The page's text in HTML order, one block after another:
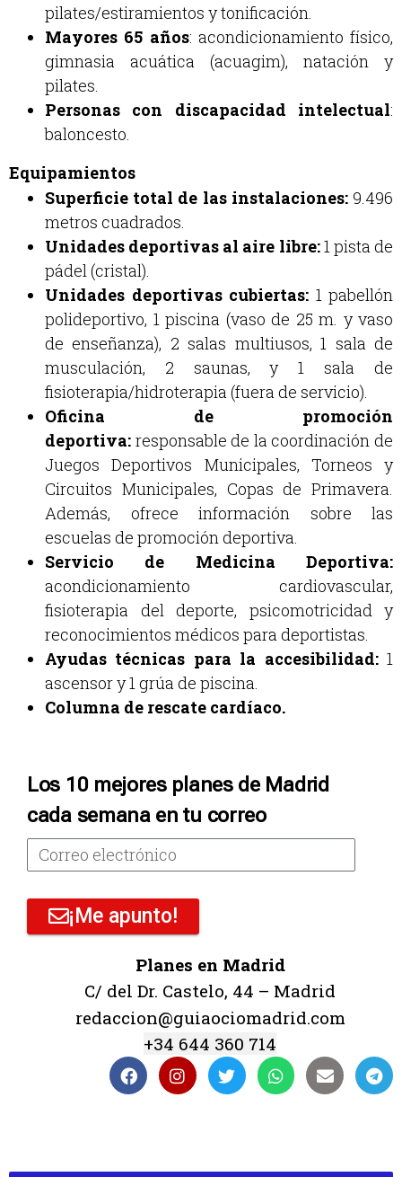
pilates/estiramientos y tonificación.
Mayores 65 años: acondicionamiento físico,
gimnasia acuática (acuagim), natación y
pilates.
Personas con discapacidad intelectual:
baloncesto.
Equipamientos
Superficie total de las instalaciones: 9.496
metros cuadrados.
Unidades deportivas al aire libre:1 pista de
pádel (cristal).
Unidades deportivas cubiertas: 1 pabellón
polideportivo, 1 piscina (vaso de 25 m. y vaso
de enseñanza), 2 salas multiusos, 1 sala de
musculación, 2 saunas, y 1 sala de
fisioterapia/hidroterapia (fuera de servicio).
Oficina de promoción
deportiva: responsable de la coordinación de
Juegos Deportivos Municipales, Torneos y
Circuitos Municipales, Copas de Primavera.
Además, ofrece información sobre las
escuelas de promoción deportiva.
Servicio de Medicina Deportiva:
acondicionamiento cardiovascular,
fisioterapia del deporte, psicomotricidad y
reconocimientos médicos para deportistas.
Ayudas técnicas para la accesibilidad:1
ascensor y 1 grúa de piscina.
Columna de rescate cardíaco.
Los 10 mejores planes de Madrid
cada semana en tu correo
¡Me apunto!
Planes en Madrid
C/ del Dr. Castelo, 44 – Madrid
redaccion@guiaociomadrid.com
+34 644 360 714